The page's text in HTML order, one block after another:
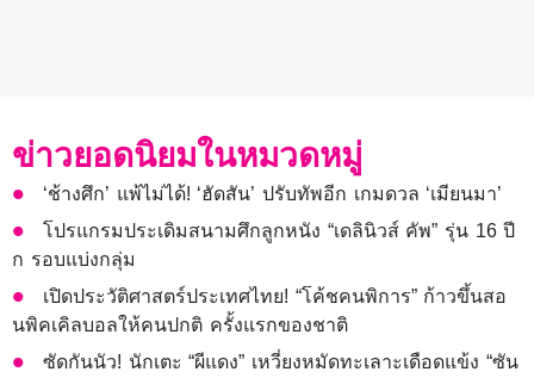
ข่าวยอดนิยมในหมวดหมู่
‘ช้างศึก’ แพ้ไม่ได้! ‘ฮัดสัน’ ปรับทัพอีก เกมดวล ‘เมียนมา’
โปรแกรมประเดิมสนามศึกลูกหนัง “เดลินิวส์ คัพ” รุ่น 16 ปี
ก รอบแบ่งกลุ่ม
เปิดประวัติศาสตร์ประเทศไทย! “โค้ชคนพิการ” ก้าวขึ้นสอ
นพิคเคิลบอลให้คนปกติ ครั้งแรกของชาติ
ซัดกันนัว! นักเตะ “ผีแดง” เหวี่ยงหมัดทะเลาะเดือดแข้ง “ซัน